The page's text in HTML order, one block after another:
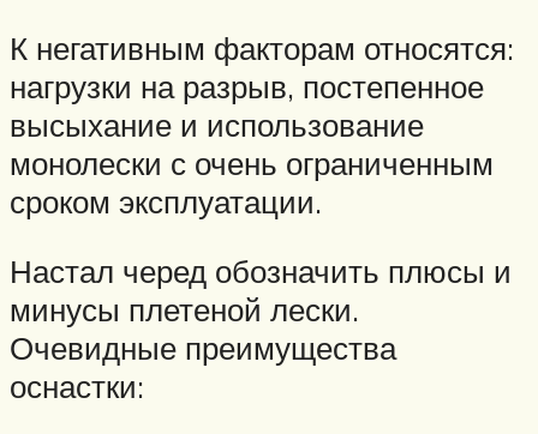
К негативным факторам относятся:
нагрузки на разрыв, постепенное
высыхание и использование
монолески с очень ограниченным
сроком эксплуатации.
Настал черед обозначить плюсы и
минусы плетеной лески.
Очевидные преимущества
оснастки: